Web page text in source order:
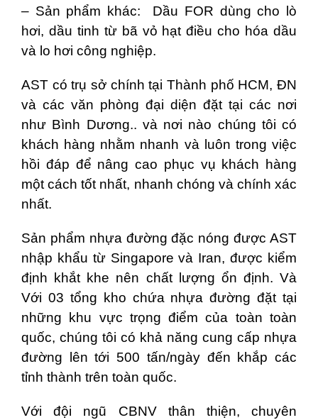
– Sản phẩm khác: Dầu FOR dùng cho lò
hơi, dầu tinh từ bã vỏ hạt điều cho hóa dầu
và lo hơi công nghiệp.
AST có trụ sở chính tại Thành phố HCM, ĐN
và các văn phòng đại diện đặt tại các nơi
như Bình Dương.. và nơi nào chúng tôi có
khách hàng nhằm nhanh và luôn trong việc
hồi đáp để nâng cao phục vụ khách hàng
một cách tốt nhất, nhanh chóng và chính xác
nhất.
Sản phẩm nhựa đường đặc nóng được AST
nhập khẩu từ Singapore và Iran, được kiểm
định khắt khe nên chất lượng ổn định. Và
Với 03 tổng kho chứa nhựa đường đặt tại
những khu vực trọng điểm của toàn toàn
quốc, chúng tôi có khả năng cung cấp nhựa
đường lên tới 500 tấn/ngày đến khắp các
tỉnh thành trên toàn quốc.
Với đội ngũ CBNV thân thiện, chuyên